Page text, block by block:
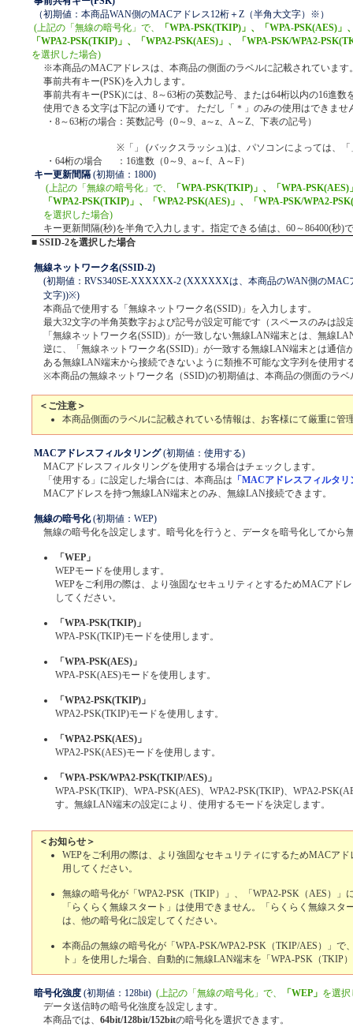
（初期値：本商品WAN側のMACアドレス12桁＋Z（半角大文字）※）
(上記の「無線の暗号化」で、
「WPA-PSK(TKIP)」、「WPA-PSK(AES)」
「WPA2-PSK(TKIP)」、「WPA2-PSK(AES)」、「WPA-PSK/WPA2-
を選択した場合)
※本商品のMACアドレスは、本商品の側面のラベルに記載されています
事前共有キー(PSK)を入力します。
事前共有キー(PSK)には、8～63桁の英数記号、または64桁以内の16進数
使用できる文字は下記の通りです。 ただし「＊」のみの使用はできませ
・8～63桁の場合 ：英数記号（0～9、a～z、A～Z、下表の記号）
※「 」 (バックスラッシュ)は、パソコンによっては、「
・64桁の場合
：16進数（0～9、a～f、A～F）
キー更新間隔 (初期値：1800)
(上記の「無線の暗号化」で、
「WPA-PSK(TKIP)」、「WPA-PSK(AES)
「WPA2-PSK(TKIP)」、「WPA2-PSK(AES)」、「WPA-PSK/WPA2-
を選択した場合)
キー更新間隔(秒)を半角で入力します。指定できる値は、60～86400(秒)
■ SSID-2を選択した場合
無線ネットワーク名(SSID-2)
(初期値：RVS340SE-XXXXXX-2 (XXXXXXは、本商品のWAN側のMAC
文字))※)
本商品で使用する「無線ネットワーク名(SSID)」を入力します。
最大32文字の半角英数字および記号が設定可能です（スペースのみは設
「無線ネットワーク名(SSID)」が一致しない無線LAN端末とは、無線
逆に、「無線ネットワーク名(SSID)」が一致する無線LAN端末とは通信
ある無線LAN端末から接続できないように類推不可能な文字列を使用す
※本商品の無線ネットワーク名（SSID)の初期値は、本商品の側面のラ
＜ご注意＞
本商品側面のラベルに記載されている情報は、お客様にて厳重に管
MACアドレスフィルタリング(初期値：使用する)
MACアドレスフィルタリングを使用する場合はチェックします。
「使用する」に設定した場合には、本商品は 「MACアドレスフィルタリ
MACアドレスを持つ無線LAN端末とのみ、無線LAN接続できます。
無線の暗号化(初期値：WEP)
無線の暗号化を設定します。暗号化を行うと、データを暗号化してから
「WEP」
WEPモードを使用します。
WEPをご利用の際は、より強固なセキュリティとするためMACアド
してください。
「WPA-PSK(TKIP)」
WPA-PSK(TKIP)モードを使用します。
「WPA-PSK(AES)」
WPA-PSK(AES)モードを使用します。
「WPA2-PSK(TKIP)」
WPA2-PSK(TKIP)モードを使用します。
「WPA2-PSK(AES)」
WPA2-PSK(AES)モードを使用します。
「WPA-PSK/WPA2-PSK(TKIP/AES)」
WPA-PSK(TKIP)、WPA-PSK(AES)、WPA2-PSK(TKIP)、WPA2-
す。無線LAN端末の設定により、使用するモードを決定します。
＜お知らせ＞
WEPをご利用の際は、より強固なセキュリティにするためMACア
用してください。
無線の暗号化が「WPA2-PSK（TKIP）」、「WPA2-PSK（AES）」
「らくらく無線スタート」は使用できません。「らくらく無線スタ
は、他の暗号化に設定してください。
本商品の無線の暗号化が「WPA-PSK/WPA2-PSK（TKIP/AES）」で
ト」を使用した場合、自動的に無線LAN端末を「WPA-PSK（TKIP
暗号化強度 (初期値：128bit) (上記の「無線の暗号化」で、 「WEP」 を選
データ送信時の暗号化強度を設定します。
本商品では、 64bit/128bit/152bitの暗号化を選択できます。